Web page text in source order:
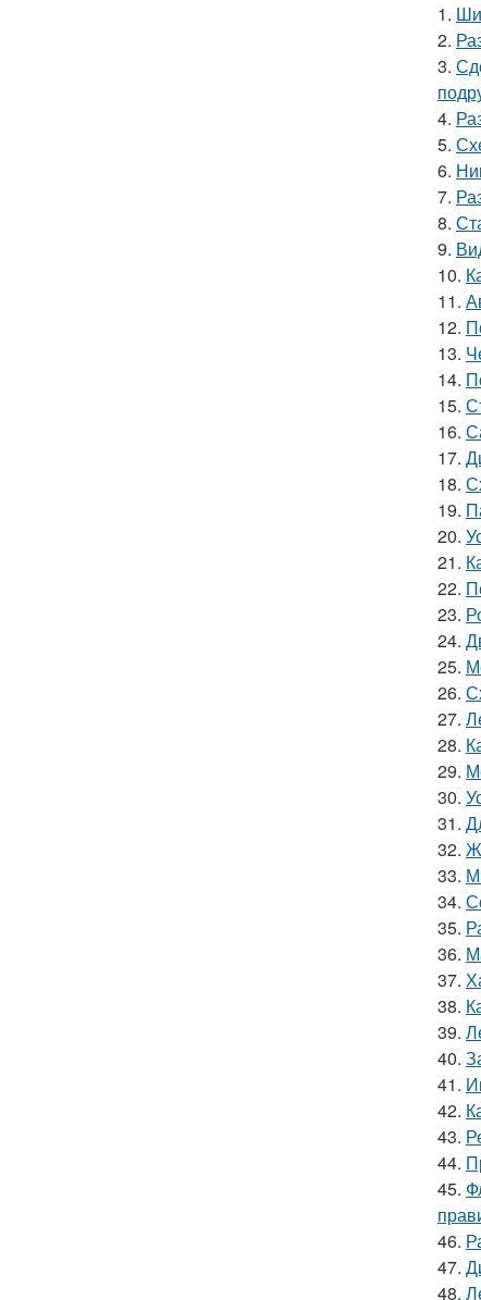
1.
2.
3.
4.
5.
6.
7.
8.
9.
10.
11.
12.
13.
14.
15.
16.
17.
18.
19.
20.
21.
22.
23.
24.
25.
26.
27.
28.
29.
30.
31.
32.
33.
34.
35.
36.
37.
38.
39.
40.
41.
42.
43.
44.
45.
46.
47.
48.